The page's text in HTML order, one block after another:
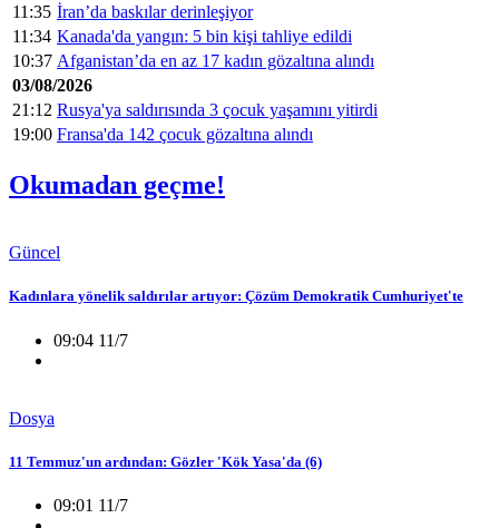
11:35 İran’da baskılar derinleşiyor
11:34 Kanada'da yangın: 5 bin kişi tahliye edildi
10:37 Afganistan’da en az 17 kadın gözaltına alındı
03/08/2026
21:12 Rusya'ya saldırısında 3 çocuk yaşamını yitirdi
19:00 Fransa'da 142 çocuk gözaltına alındı
Okumadan geçme!
Güncel
Kadınlara yönelik saldırılar artıyor: Çözüm Demokratik Cumhuriyet'te
09:04 11/7
Dosya
11 Temmuz'un ardından: Gözler 'Kök Yasa'da (6)
09:01 11/7